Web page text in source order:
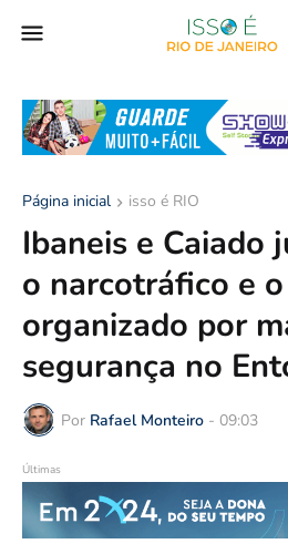
Página inicial isso é RIO
Ibaneis e Caiado
o narcotráfico e
organizado por
segurança no
Por Rafael Monteiro - 09:03
Últimas